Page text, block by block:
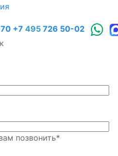
+7 495 726 50-02
позвонить*